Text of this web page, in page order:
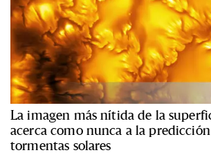
La imagen más nítida de la
acerca como nunca a la
tormentas solares